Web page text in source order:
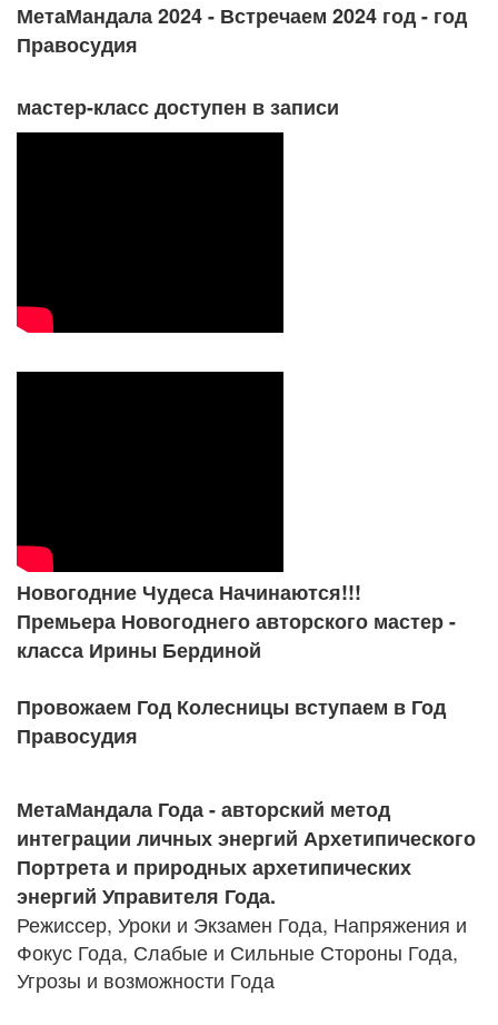
МетаМандала 2024 - Встречаем 2024 год - год
Правосудия
мастер-класс доступен в записи
Новогодние Чудеса Начинаются!!!
Премьера Новогоднего авторского мастер -
класса Ирины Бердиной
Провожаем Год Колесницы вступаем в Год
Правосудия
МетаМандала Года - авторский метод
интеграции личных энергий Архетипического
Портрета и природных архетипических
энергий Управителя Года.
Режиссер, Уроки и Экзамен Года, Напряжения и
Фокус Года, Слабые и Сильные Стороны Года,
Угрозы и возможности Года